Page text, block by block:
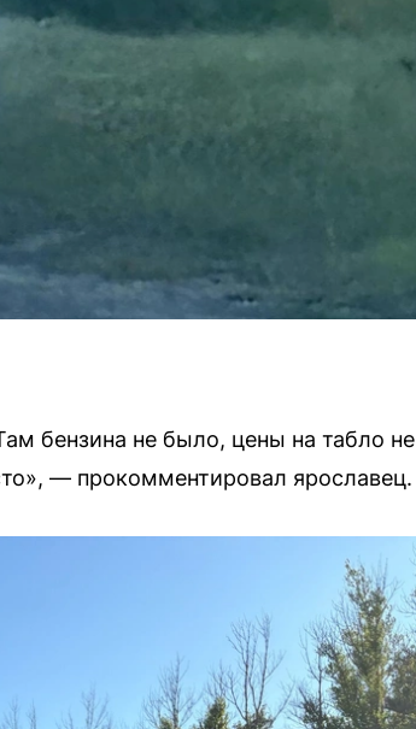
бензина не было, цены на табло не
— прокомментировал ярославец.